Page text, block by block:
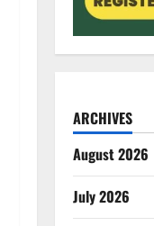
ARCHIVES
August 2026
July 2026